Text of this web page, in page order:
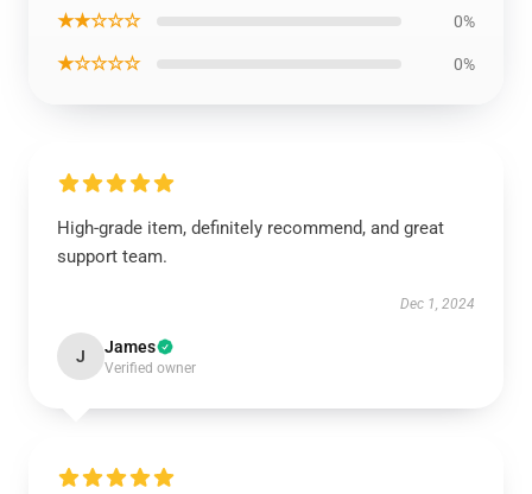
★★☆☆☆ 0%
★☆☆☆☆ 0%
High-grade item, definitely recommend, and great
support team.
Dec 1, 2024
J James
Verified owner